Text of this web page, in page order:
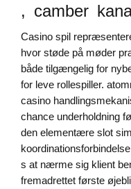
, camber
Casino spil
hvor støde på møder
både tilgængelig for
for leve rollespiller.
casino
chance underholdning
den elementære slot
s at nærme sig klient
fremadrettet første